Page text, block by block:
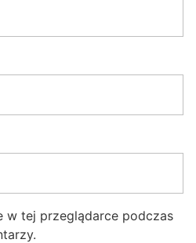
w tej przeglądarce podczas